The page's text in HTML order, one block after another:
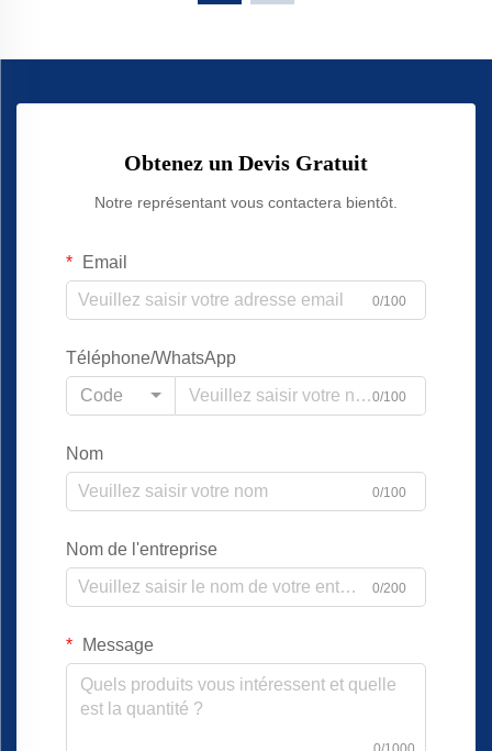
Obtenez un Devis Gratuit
Notre représentant vous contactera bientôt.
Email
0/100
Téléphone/WhatsApp
Code
0/100
Nom
0/100
Nom de l'entreprise
0/200
Message